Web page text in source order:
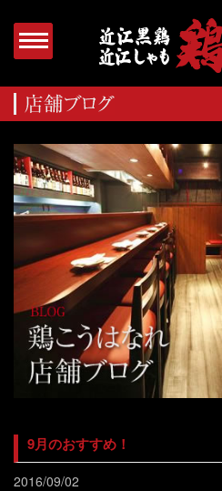
9月のおすすめ！
2016/09/02